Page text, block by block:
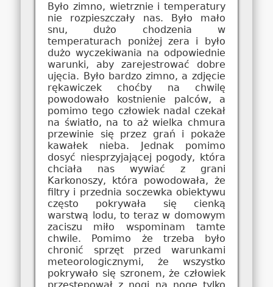
Było zimno, wietrznie i temperatury
nie rozpieszczały nas. Było mało
snu, dużo chodzenia w
temperaturach poniżej zera i było
dużo wyczekiwania na odpowiednie
warunki, aby zarejestrować dobre
ujęcia. Było bardzo zimno, a zdjęcie
rękawiczek choćby na chwilę
powodowało kostnienie palców, a
pomimo tego człowiek nadal czekał
na światło, na to aż wielka chmura
przewinie się przez grań i pokaże
kawałek nieba. Jednak pomimo
dosyć niesprzyjającej pogody, która
chciała nas wywiać z grani
Karkonoszy, która powodowała, że
filtry i przednia soczewka obiektywu
często pokrywała się cienką
warstwą lodu, to teraz w domowym
zaciszu miło wspominam tamte
chwile. Pomimo że trzeba było
chronić sprzęt przed warunkami
meteorologicznymi, że wszystko
pokrywało się szronem, że człowiek